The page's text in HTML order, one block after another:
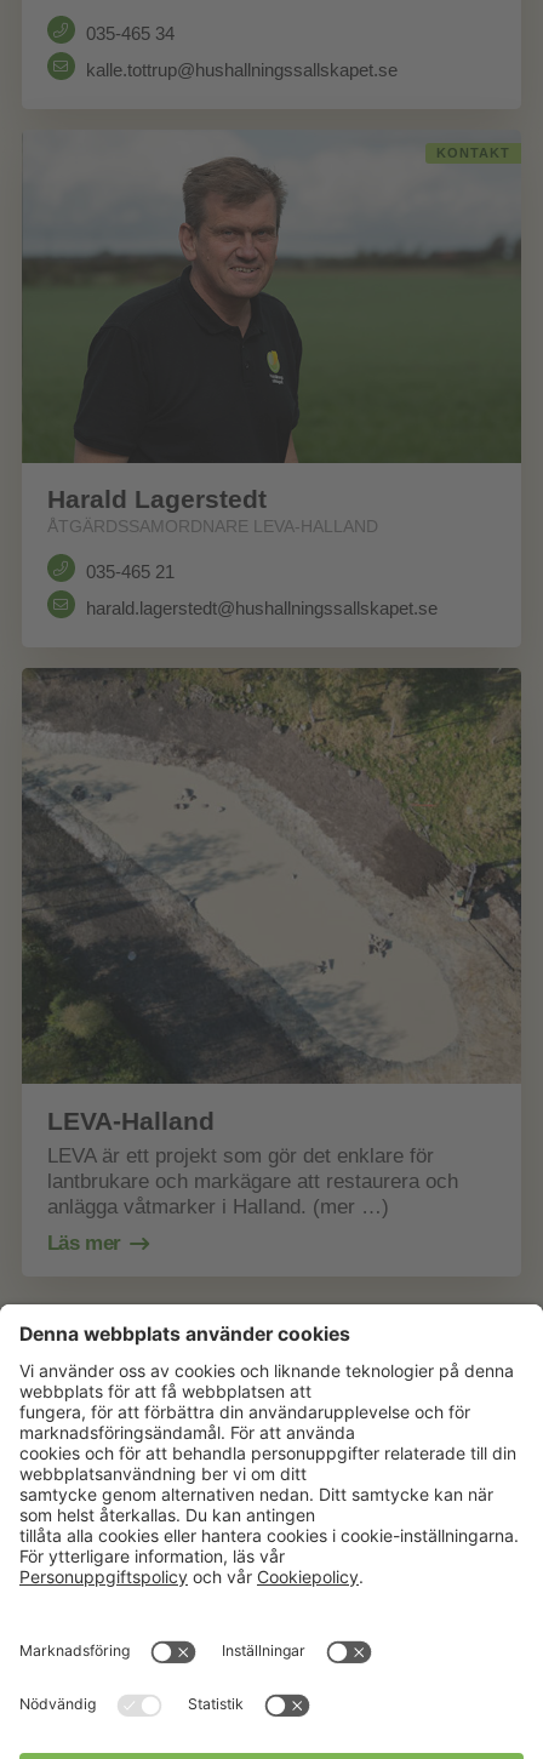
035-465 34
kalle.tottrup@hushallningssallskapet.se
KONTAKT
Harald Lagerstedt
ÅTGÄRDSSAMORDNARE LEVA-HALLAND
035-465 21
harald.lagerstedt@hushallningssallskapet.se
LEVA-Halland
LEVA är ett projekt som gör det enklare för
lantbrukare och markägare att restaurera och
anlägga våtmarker i Halland. (mer …)
Läs mer
Karriär
Kalender
Verksamheter
Om Hushållningssällskapet
Hushållningssällskapens